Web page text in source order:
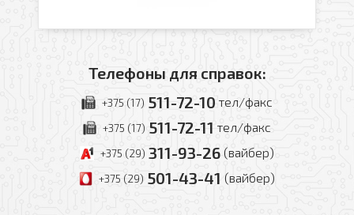
Телефоны для справок:
+375 (17) 511-72-10 тел/факс
+375 (17) 511-72-11 тел/факс
+375 (29) 311-93-26 (вайбер)
+375 (29) 501-43-41 (вайбер)